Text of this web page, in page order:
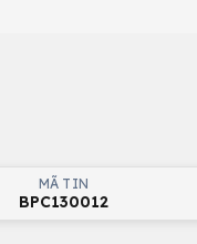
MÃ TIN
BPC130012